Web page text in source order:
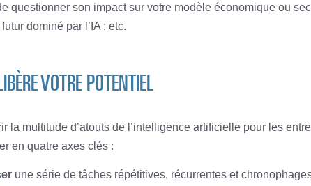
questionner son impact sur votre modèle économique ou
dominé par l’IA ; etc.
VOTRE POTENTIEL
la multitude d’atouts de l’intelligence artificielle pour les
en quatre axes clés :
une série de tâches répétitives, récurrentes et